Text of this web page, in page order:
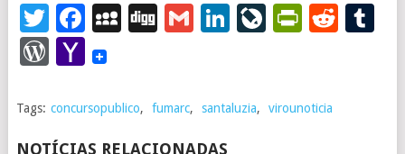
Twitter
Facebook
MySpace
DiggGmailLinkedIn
WordPress
Yahoo
Tags: concursopublico, fumarc, santaluzia, virounoticia
NOTÍCIAS RELACIONADAS